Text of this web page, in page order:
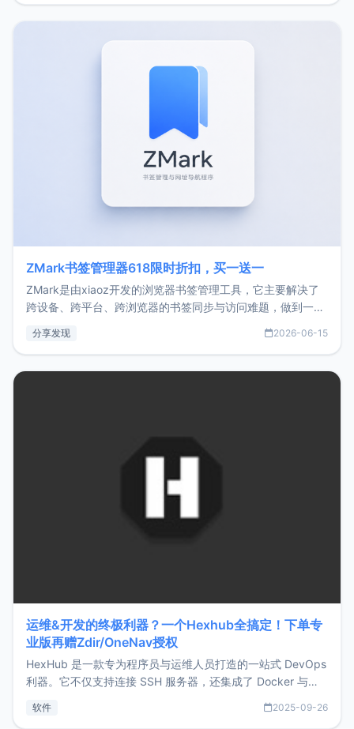
ZMark书签管理器618限时折扣，买一送一
ZMark是由xiaoz开发的浏览器书签管理工具，它主要解决了
跨设备、跨平台、跨浏览器的书签同步与访问难题，做到一处
用，让管理更高效。ZMark官网地址：
分享发现 2026-06-15
运维&开发的终极利器？一个Hexhub全搞定！下单专
业版再赠Zdir/OneNav授权
HexHub 是一款专为程序员与运维人员打造的一站式 DevOps
利器。它不仅支持连接 SSH 服务器，还集成了 Docker 与常
件间频繁切换，仅凭 HexHub 即可同时搞定运维与数据库操
软件 2025-09-26